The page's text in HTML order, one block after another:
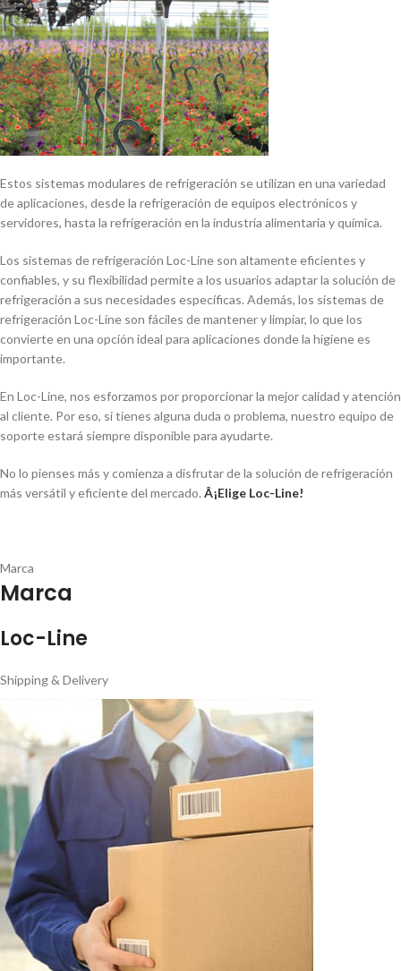
Estos sistemas modulares de refrigeración se utilizan en una variedad
de aplicaciones, desde la refrigeración de equipos electrónicos y
servidores, hasta la refrigeración en la industria alimentaria y quí­mica.
Los sistemas de refrigeración Loc-Line son altamente eficientes y
confiables, y su flexibilidad permite a los usuarios adaptar la solución de
refrigeración a sus necesidades especí­ficas. Además, los sistemas de
refrigeración Loc-Line son fáciles de mantener y limpiar, lo que los
convierte en una opción ideal para aplicaciones donde la higiene es
importante.
En Loc-Line, nos esforzamos por proporcionar la mejor calidad y atención
al cliente. Por eso, si tienes alguna duda o problema, nuestro equipo de
soporte estará siempre disponible para ayudarte.
No lo pienses más y comienza a disfrutar de la solución de refrigeración
más versátil y eficiente del mercado. Â¡Elige Loc-Line!
Marca
Marca
Loc-Line
Shipping & Delivery